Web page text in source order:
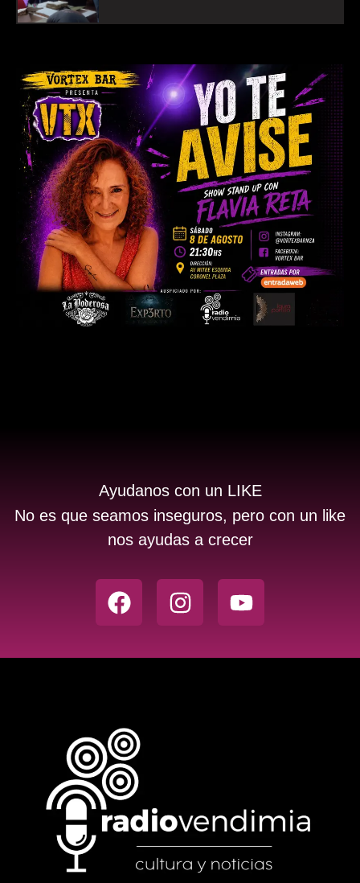
Ayudanos con un LIKE
No es que seamos inseguros, pero con un like
nos ayudas a crecer